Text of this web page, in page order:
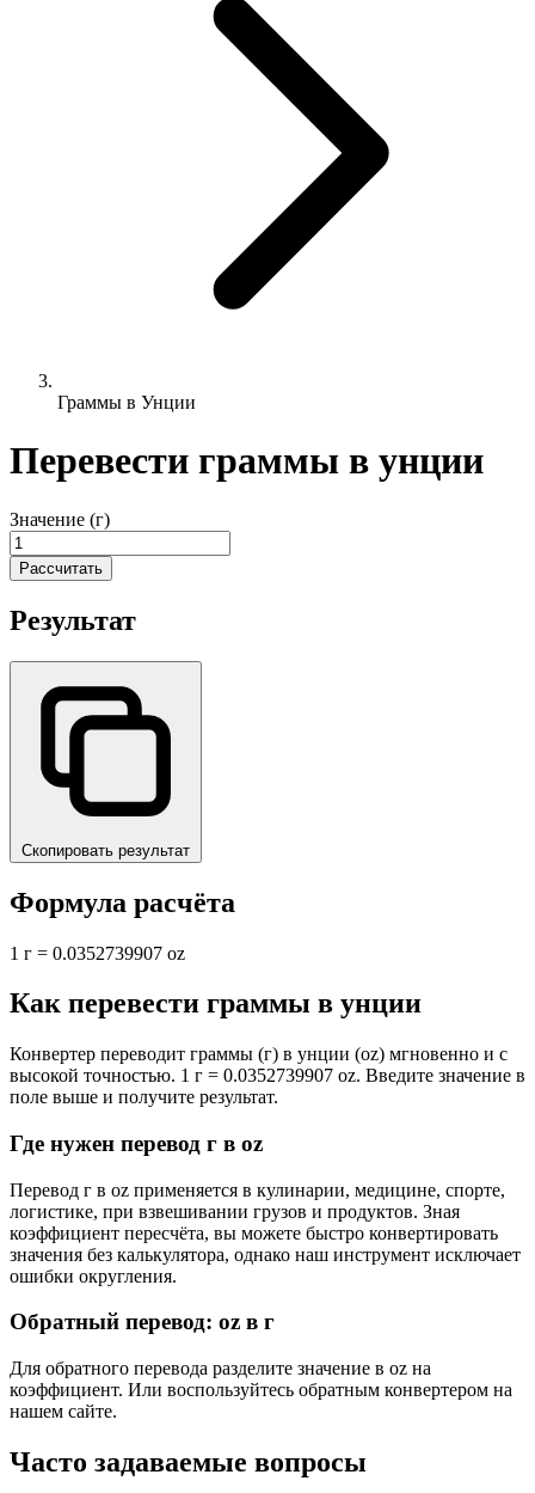
Граммы в Унции
Перевести граммы в унции
Значение (г)
Рассчитать
Результат
Скопировать результат
Формула расчёта
1 г = 0.0352739907 oz
Как перевести граммы в унции
Конвертер переводит граммы (г) в унции (oz) мгновенно и с
высокой точностью. 1 г = 0.0352739907 oz. Введите значение в
поле выше и получите результат.
Где нужен перевод г в oz
Перевод г в oz применяется в кулинарии, медицине, спорте,
логистике, при взвешивании грузов и продуктов. Зная
коэффициент пересчёта, вы можете быстро конвертировать
значения без калькулятора, однако наш инструмент исключает
ошибки округления.
Обратный перевод: oz в г
Для обратного перевода разделите значение в oz на
коэффициент. Или воспользуйтесь обратным конвертером на
нашем сайте.
Часто задаваемые вопросы